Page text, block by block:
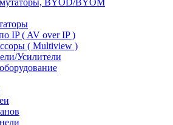
BYOD/BYOM
IP ( AV over IP )
( Multiview )
Усилители